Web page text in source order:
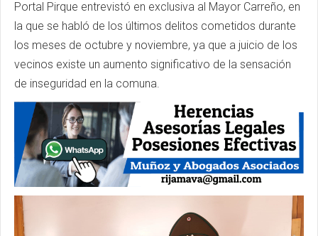
Portal Pirque entrevistó en exclusiva al Mayor Carreño, en
la que se habló de los últimos delitos cometidos durante
los meses de octubre y noviembre, ya que a juicio de los
vecinos existe un aumento significativo de la sensación
de inseguridad en la comuna.